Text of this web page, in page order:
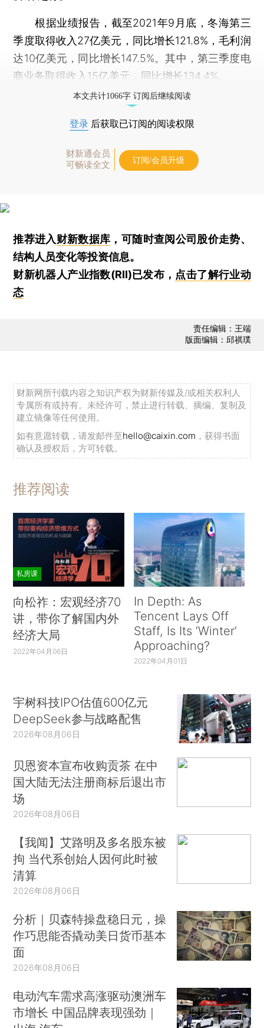
根据业绩报告，截至2021年9月底，冬海第三
季度取得收入27亿美元，同比增长121.8%，毛利润
达10亿美元，同比增长147.5%。其中，第三季度电
商业务取得收入15亿美元，同比增长134.4%。
本文共计1066字 订阅后继续阅读
登录 后获取已订阅的阅读权限
财新通会员
可畅读全文
订阅/会员升级
推荐进入财新数据库 ，可随时查阅公司股价走势、
结构人员变化等投资信息。
财新机器人产业指数(RII)已发布， 点击了解行业动
态
责任编辑：王端
版面编辑：邱祺璞
财新网所刊载内容之知识产权为财新传媒及/或相关权利人
专属所有或持有。未经许可，禁止进行转载、摘编、复制及
建立镜像等任何使用。
如有意愿转载，请发邮件至hello@caixin.com ，获得书面
确认及授权后，方可转载。
推荐阅读
私房课
向松祚：宏观经济70
讲，带你了解国内外
经济大局
2022年04月06日
In Depth: As
Tencent Lays Off
Staff, Is Its ‘Winter’
Approaching?
2022年04月01日
宇树科技IPO估值600亿元
DeepSeek参与战略配售
2026年08月06日
贝恩资本宣布收购贡茶 在中
国大陆无法注册商标后退出市
场
2026年08月06日
【我闻】艾路明及多名股东被
拘 当代系创始人因何此时被
清算
2026年08月06日
分析｜贝森特操盘稳日元，操
作巧思能否撬动美日货币基本
面
2026年08月06日
电动汽车需求高涨驱动澳洲车
市增长 中国品牌表现强劲｜